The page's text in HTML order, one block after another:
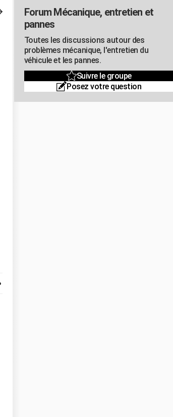
Forum Mécanique, entretien et
pannes
Toutes les discussions autour des
problèmes mécanique, l'entretien du
véhicule et les pannes.
Suivre le groupe
Posez votre question